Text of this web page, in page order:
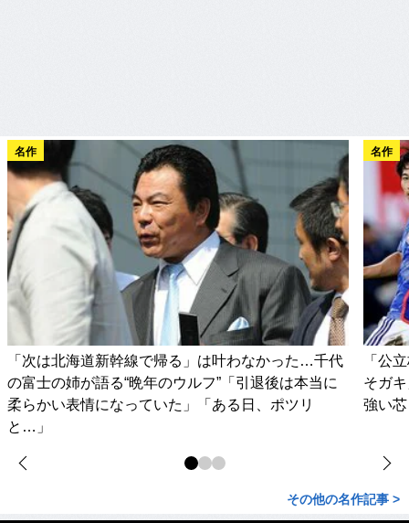
名作
「次は北海道新幹線で帰る」は叶わなかった…千代
の富士の姉が語る“晩年のウルフ”「引退後は本当に
柔らかい表情になっていた」「ある日、ポツリ
と…」
名作
「公
そガ
強い
その他の名作記事 >